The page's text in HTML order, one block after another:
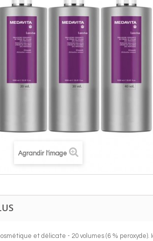
Agrandir l'image
et délicate - 20 volumes (6 %